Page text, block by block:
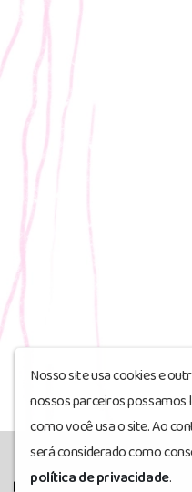
Nosso site usa cookies e
nossos parceiros
como você usa o site. Ao
será considerado como
política de privacidade.